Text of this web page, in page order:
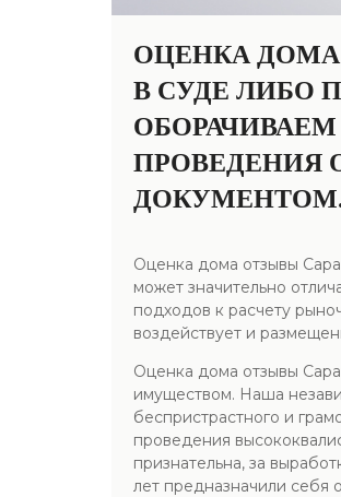
ОЦЕНКА ДОМА
В СУДЕ ЛИБО
ПРОВЕДЕНИЯ
Оценка дома отзывы
может значительно
подходов к расчету
воздействует и
Оценка дома отзывы
имуществом. Наша
беспристрастного и
проведения
признательна, за
лет предназначили себя